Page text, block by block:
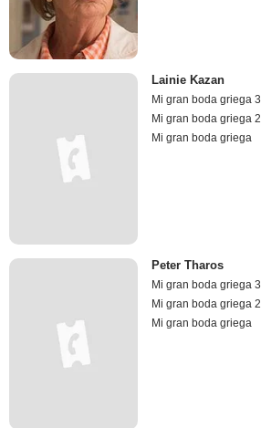
Lainie Kazan
Mi gran boda griega 3
Mi gran boda griega 2
Mi gran boda griega
Peter Tharos
Mi gran boda griega 3
Mi gran boda griega 2
Mi gran boda griega